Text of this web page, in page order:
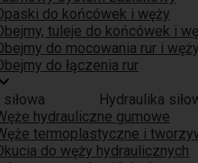
do końcówek i węży
tuleje do końcówek i
do mocowania rur i węży
do łączenia rur
Hydraulika
hydrauliczne gumowe
termoplastyczne i
do węży hydraulicznych